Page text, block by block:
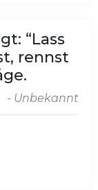
“Lass
rennst
- Unbekannt